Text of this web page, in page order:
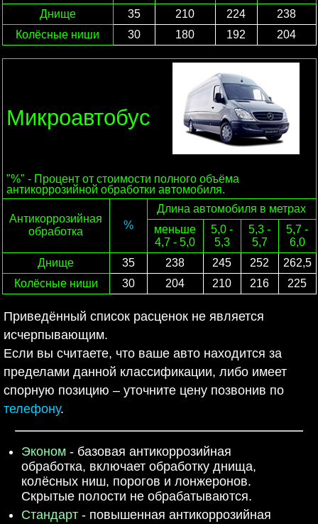
Днище 35 210 224
238
Колёсные ниши
30 180 192 204
Микроавтобус
"%" - Процент от стоимости полного объёма
антикоррозийной обработки автомобиля.
Антикоррозийная
обработка
%
Длина автомобиля в метрах
меньше
4,7 - 5,0
5,0 -
5,3
5,3 -
5,7
5,7 -
6,0
Днище
35 238 245 252
262,5
Колёсные ниши
30 204 210 216 225
Приведённый список расценок не является
исчерпывающим.
Если вы считаете, что ваше авто находится за
пределами данной классификации, либо имеет
спорную позицию – уточните цену позвонив по
телефону.
Эконом - базовая антикоррозийная
обработка, включает обработку днища,
колёсных ниш, порогов и лонжеронов.
Скрытые полости не обрабатываются.
Стандарт - повышенная антикоррозийная